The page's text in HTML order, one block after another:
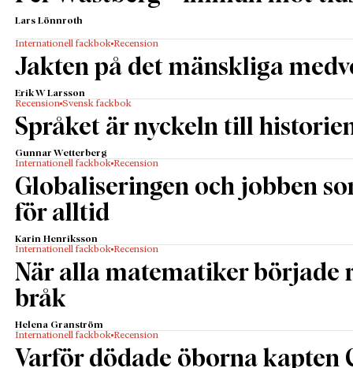
Lars Lönnroth
Internationell fackbok Recension
Jakten på det mänskliga
Erik W Larsson
Recension Svensk fackbok
Språket är nyckeln till
Gunnar Wetterberg
Internationell fackbok Recension
Globaliseringen och jobben
för alltid
Karin Henriksson
Internationell fackbok Recension
När alla matematiker började
bråk
Helena Granström
Internationell fackbok Recension
Varför dödade öborna kapten